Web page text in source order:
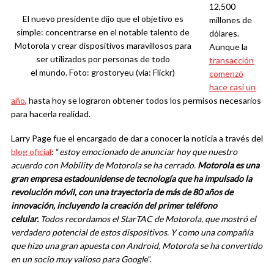
El nuevo presidente dijo que el objetivo es
simple: concentrarse en el notable talento de
Motorola y crear dispositivos maravillosos para
ser utilizados por personas de todo
el mundo. Foto: grostoryeu (vía: Flickr)
12,500
millones de
dólares.
Aunque la
transacción
comenzó
hace casi un
año, hasta hoy se lograron obtener todos los permisos necesarios
para hacerla realidad.
Larry Page fue el encargado de dar a conocer la noticia a través del
blog oficial: “estoy emocionado de anunciar hoy que nuestro
acuerdo con Mobility de Motorola se ha cerrado. Motorola es una
gran empresa estadounidense de tecnología que ha impulsado la
revolución móvil, con una trayectoria de más de 80 años de
innovación, incluyendo la creación del primer teléfono
celular. Todos recordamos el StarTAC de Motorola, que mostró el
verdadero potencial de estos dispositivos. Y como una compañía
que hizo una gran apuesta con Android, Motorola se ha convertido
en un socio muy valioso para Google”.